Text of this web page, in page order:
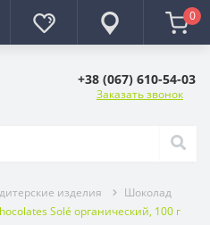
0
+38 (067) 610-54-03
Заказать звонок
изделия
Шоколад
Solé органический, 100 г